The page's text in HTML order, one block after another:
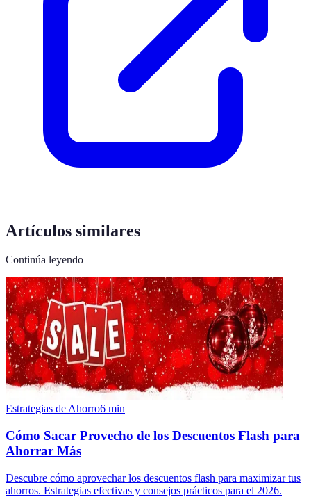
Artículos similares
Continúa leyendo
Estrategias de Ahorro6 min
Cómo Sacar Provecho de los Descuentos Flash para
Ahorrar Más
Descubre cómo aprovechar los descuentos flash para maximizar tus
ahorros. Estrategias efectivas y consejos prácticos para el 2026.